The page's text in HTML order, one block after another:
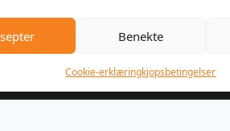
Benekte
Cookie-erklæringkjopsbetingelser
Bedriften fikk navnet
AS, og lokalene var den
på Vesttorp